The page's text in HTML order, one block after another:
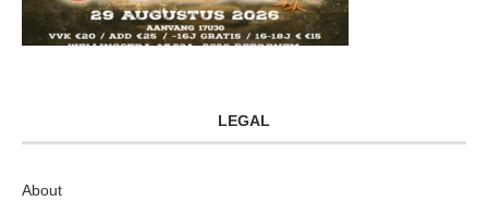
LEGAL
About